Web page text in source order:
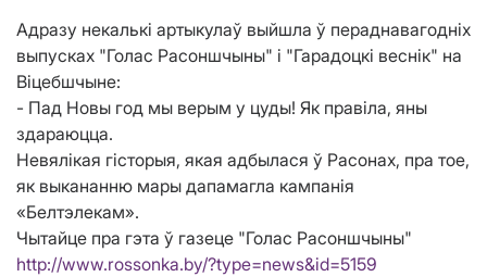
Адразу некалькі артыкулаў выйшла ў пераднавагодніх
выпусках "Голас Расоншчыны" і "Гарадоцкі веснік" на
Віцебшчыне:
- Пад Новы год мы верым у цуды! Як правіла, яны
здараюцца.
Невялікая гісторыя, якая адбылася ў Расонах, пра тое,
як выкананню мары дапамагла кампанія
«Белтэлекам».
Чытайце пра гэта ў газеце "Голас Расоншчыны"
http://www.rossonka.by/?type=news&id=5159